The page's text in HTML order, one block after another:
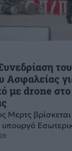
Ασφαλείας
με drone
Μερτς